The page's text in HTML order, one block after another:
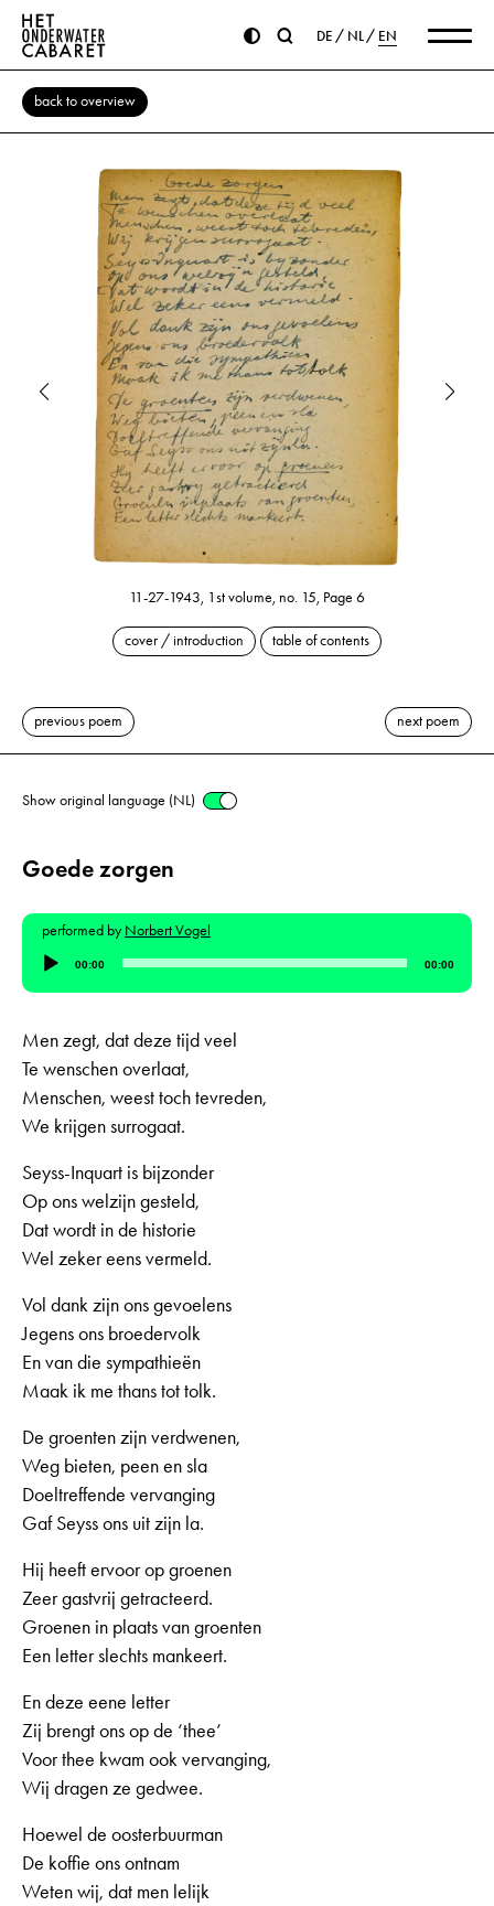
DE NL EN
back to overview
11-27-1943, 1st volume, no. 15, Page 6
cover / introduction table of contents
previous poem next poem
Show original language (NL)
Goede zorgen
performed byNorbert Vogel
Audio
Player
00:00 00:00
Men zegt, dat deze tijd veel
Te wenschen overlaat,
Menschen, weest toch tevreden,
We krijgen surrogaat.
Seyss-Inquart is bijzonder
Op ons welzijn gesteld,
Dat wordt in de historie
Wel zeker eens vermeld.
Vol dank zijn ons gevoelens
Jegens ons broedervolk
En van die sympathieën
Maak ik me thans tot tolk.
De groenten zijn verdwenen,
Weg bieten, peen en sla
Doeltreffende vervanging
Gaf Seyss ons uit zijn la.
Hij heeft ervoor op groenen
Zeer gastvrij getracteerd.
Groenen in plaats van groenten
Een letter slechts mankeert.
En deze eene letter
Zij brengt ons op de ‘thee’
Voor thee kwam ook vervanging,
Wij dragen ze gedwee.
Hoewel de oosterbuurman
De koffie ons ontnam
Weten wij, dat men lelijk